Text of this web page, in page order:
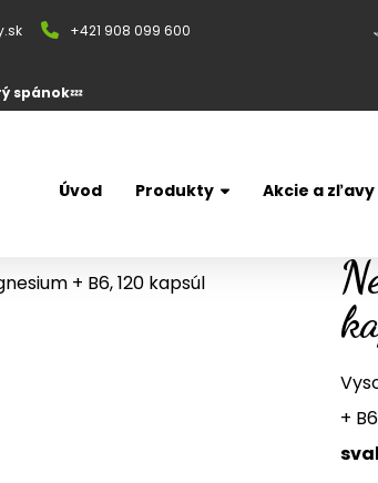
+421 908 099 600
spánok💤
Úvod Produkty Akcie a zľavy
+ B6